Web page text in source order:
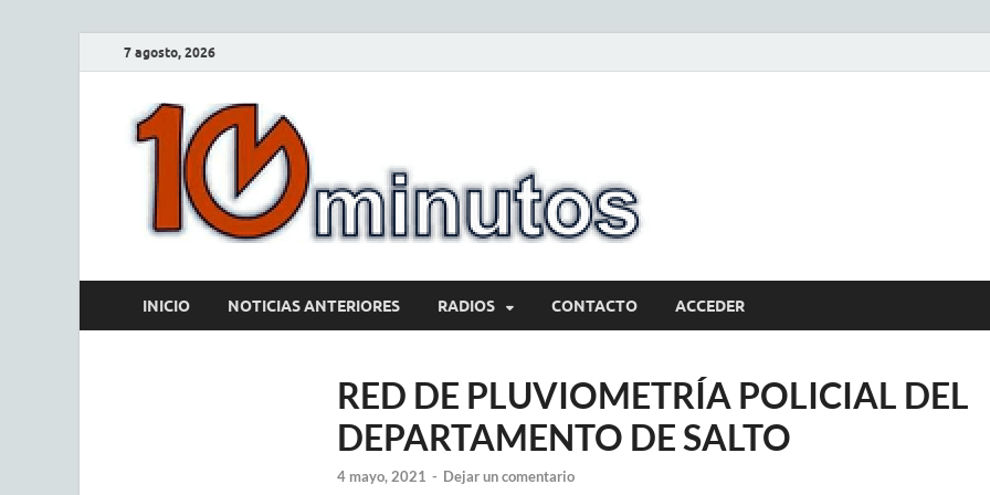
7 agosto, 2026
INICIO NOTICIAS ANTERIORES RADIOS CONTACTO ACCEDER
RED DE PLUVIOMETRÍA POLICIAL DEL
DEPARTAMENTO DE SALTO
4 mayo, 2021 - Dejar un comentario